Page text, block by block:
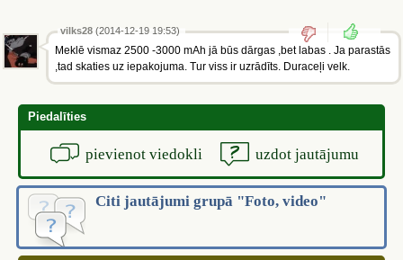
vilks28 (2014-12-19 19:53)
Meklē vismaz 2500 -3000 mAh jā būs dārgas ,bet labas . Ja parastās
,tad skaties uz iepakojuma. Tur viss ir uzrādīts. Duraceļi velk.
Piedalīties
pievienot viedokli uzdot jautājumu
Citi jautājumi grupā "Foto, video"